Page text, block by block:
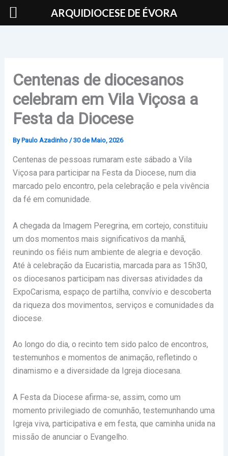
Skip
Centenas de diocesanos
celebram em Vila Viçosa a
Festa da Diocese
By Paulo Azadinho /30 de Maio, 2026
Centenas de pessoas rumaram este sábado a Vila
Viçosa para participar na Festa da Diocese, num dia
marcado pelo encontro, pela celebração e pela vivência
da fé em comunidade.
A chegada da Imagem Peregrina, em cortejo, constituiu
um dos momentos mais significativos da manhã,
reunindo os fiéis num ambiente de alegria e devoção.
Até à celebração da Eucaristia, marcada para as 15h30,
os diocesanos participam nas diversas atividades da
ExpoCarisma, espaço de partilha, convívio e descoberta
da riqueza dos movimentos, serviços e comunidades da
diocese.
Ao longo do dia, o recinto tem sido palco de encontros,
testemunhos e momentos de animação, refletindo o
dinamismo e a diversidade da Igreja diocesana.
A Festa da Diocese afirma-se, assim, como um
momento privilegiado de comunhão, testemunhando uma
Igreja viva, participativa e em festa, que caminha unida na
missão de anunciar o Evangelho.
ARQUIDIOCESE DE ÉVORA